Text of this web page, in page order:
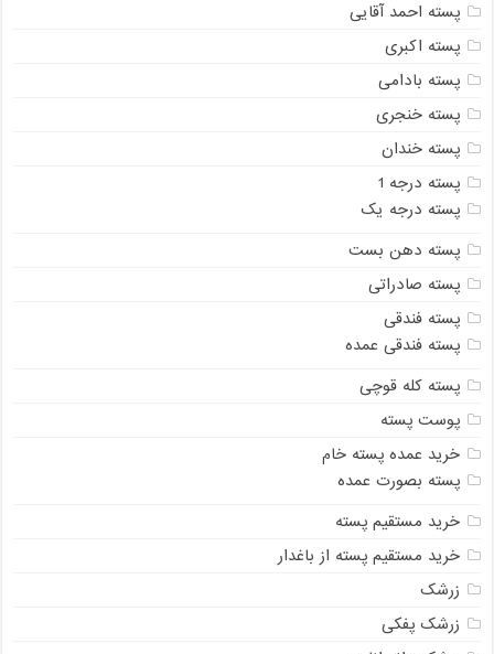
پسته احمد آقایی
پسته اکبری
پسته بادامی
پسته خنجری
پسته خندان
پسته درجه 1
پسته درجه یک
پسته دهن بست
پسته صادراتی
پسته فندقی
پسته فندقی عمده
پسته کله قوچی
پوست پسته
خرید عمده پسته خام
پسته بصورت عمده
خرید مستقیم پسته
خرید مستقیم پسته از باغدار
زرشک
زرشک پفکی